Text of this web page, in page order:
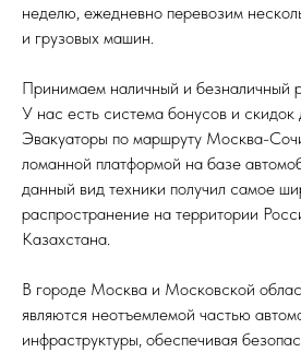
неделю, ежедневно перевозим
и грузовых машин.
Принимаем наличный и безналичный
У нас есть система бонусов и скидок
Эвакуаторы по маршруту Москва-
ломанной платформой на базе
данный вид техники получил самое
распространение на территории
Казахстана.
В городе Москва и Московской
являются неотъемлемой частью
инфраструктуры, обеспечивая